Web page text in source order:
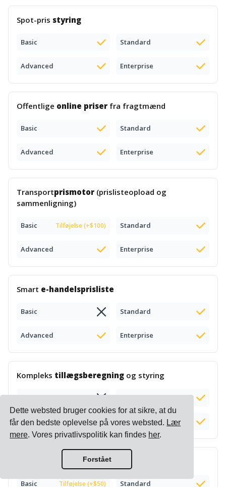
Dette websted bruger cookies for at sikre, at du
får den bedste oplevelse på vores websted. Lær
mere. Vores privatlivspolitik kan findes her.
Forstået
Spot-pris styring
Basic Standard
Advanced Enterprise
Offentlige online priser fra fragtmænd
Basic Standard
Advanced Enterprise
Transportprismotor (prislisteopload og
sammenligning)
Basic Tilføjelse (+$100) Standard
Advanced Enterprise
Smart e-handelsprisliste
Basic Standard
Advanced Enterprise
Kompleks tillægsberegning og styring
Basic Standard
Advanced Enterprise
beregning
Basic Tilføjelse (+$50) Standard